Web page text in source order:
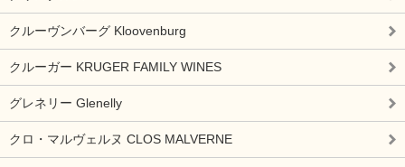
クルーヴンバーグ Kloovenburg
クルーガー KRUGER FAMILY WINES
グレネリー Glenelly
クロ・マルヴェルヌ CLOS MALVERNE